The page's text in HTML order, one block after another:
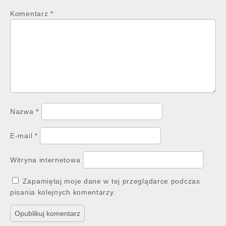
Komentarz *
Nazwa*
E-mail *
Witryna internetowa
Zapamiętaj moje dane w tej przeglądarce podczas
pisania kolejnych komentarzy.